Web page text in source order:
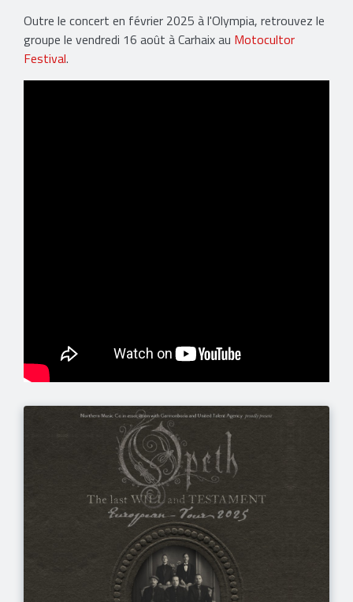
Outre le concert en février 2025 à l'Olympia, retrouvez le
groupe le vendredi 16 août à Carhaix au Motocultor
Festival.